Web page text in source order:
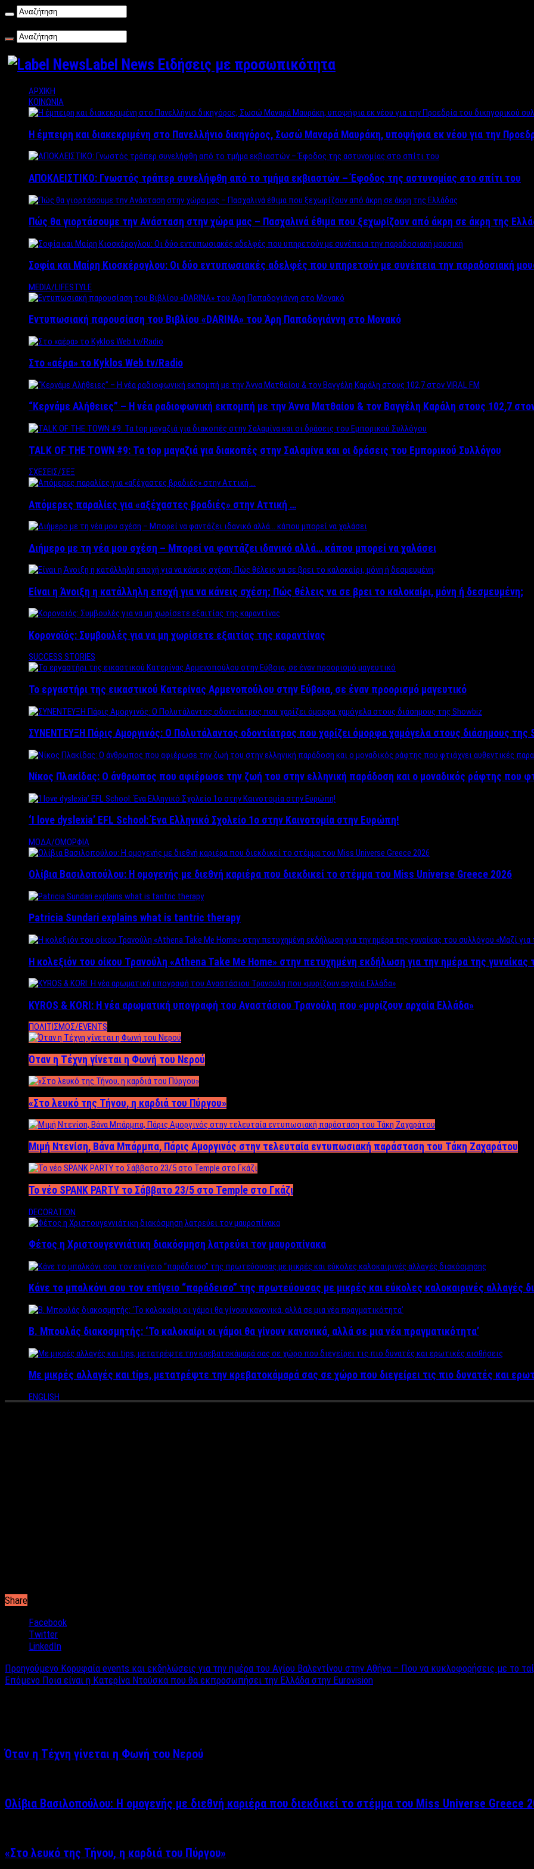
Label News Ειδήσεις με προσωπικότητα
ΑΡΧΙΚΗ
ΚΟΙΝΩΝΙΑ
Η έμπειρη και διακεκριμένη στο Πανελλήνιο δικηγόρος, Σωσώ Μαναρά Μαυράκη, υποψήφια εκ νέου για την
ΑΠΟΚΛΕΙΣΤΙΚΟ: Γνωστός τράπερ συνελήφθη από το τμήμα εκβιαστών – Έφοδος της αστυνομίας στο σπίτι του
Πώς θα γιορτάσουμε την Ανάσταση στην χώρα μας – Πασχαλινά έθιμα που ξεχωρίζουν από άκρη σε άκρη της
Σοφία και Μαίρη Κιοσκέρογλου: Οι δύο εντυπωσιακές αδελφές που υπηρετούν με συνέπεια την παραδοσιακή
MEDIA/LIFESTYLE
Εντυπωσιακή παρουσίαση του Βιβλίου «DARINA» του Άρη Παπαδογιάννη στο Μονακό
Στο «αέρα» το Kyklos Web tv/Radio
“Kερνάμε Αλήθειες” – Η νέα ραδιοφωνική εκπομπή με την Άννα Ματθαίου & τον Βαγγέλη Καράλη στους 102,7
TALK OF THE TOWN #9: Τα top μαγαζιά για διακοπές στην Σαλαμίνα και οι δράσεις του Εμπορικού Συλλόγου
ΣΧΕΣΕΙΣ/ΣΕΞ
Απόμερες παραλίες για «αξέχαστες βραδιές» στην Αττική …
Διήμερο με τη νέα μου σχέση – Μπορεί να φαντάζει ιδανικό αλλά… κάπου μπορεί να χαλάσει
Είναι η Άνοιξη η κατάλληλη εποχή για να κάνεις σχέση; Πώς θέλεις να σε βρει το καλοκαίρι, μόνη ή δεσμευμένη;
Κορονοϊός: Συμβουλές για να μη χωρίσετε εξαιτίας της καραντίνας
SUCCESS STORIES
Το εργαστήρι της εικαστικού Κατερίνας Αρμενοπούλου στην Εύβοια, σε έναν προορισμό μαγευτικό
ΣΥΝΕΝΤΕΥΞΗ Πάρις Αμοργινός: O Πολυτάλαντος οδοντίατρος που χαρίζει όμορφα χαμόγελα στους διάσημους της
Νίκος Πλακίδας: O άνθρωπος που αφιέρωσε την ζωή του στην ελληνική παράδοση και ο μοναδικός ράφτης που
‘Ι love dyslexia’ EFL School: Ένα Ελληνικό Σχολείo 1ο στην Καινοτομία στην Ευρώπη!
ΜΟΔΑ/ΟΜΟΡΦΙΑ
Ολίβια Βασιλοπούλου: Η ομογενής με διεθνή καριέρα που διεκδικεί το στέμμα του Miss Universe Greece 2026
Patricia Sundari explains what is tantric therapy
Η κολεξιόν του οίκου Τρανούλη «Athena Take Me Home» στην πετυχημένη εκδήλωση για την ημέρα της γυναίκας
KYROS & KORI: Η νέα αρωματική υπογραφή του Αναστάσιου Τρανούλη που «μυρίζουν αρχαία Ελλάδα»
ΠΟΛΙΤΙΣΜΟΣ/EVENTS
Όταν η Τέχνη γίνεται η Φωνή του Νερού
«Στο λευκό της Τήνου, η καρδιά του Πύργου»
Μιμή Ντενίση, Βάνα Μπάρμπα, Πάρις Αμοργινός στην τελευταία εντυπωσιακή παράσταση του Τάκη Ζαχαράτου
Το νέο SPANK PARTY το Σάββατο 23/5 στο Temple στο Γκάζι
DECORATION
Φέτος η Χριστουγεννιάτικη διακόσμηση λατρεύει τον μαυροπίνακα
Κάνε το μπαλκόνι σου τον επίγειο “παράδεισο” της πρωτεύουσας με μικρές και εύκολες καλοκαιρινές αλλαγές
Β. Μπουλάς διακοσμητής: ‘Το καλοκαίρι οι γάμοι θα γίνουν κανονικά, αλλά σε μια νέα πραγματικότητα’
Με μικρές αλλαγές και tips, μετατρέψτε την κρεβατοκάμαρά σας σε χώρο που διεγείρει τις πιο δυνατές και
ENGLISH
Share
Facebook
Twitter
LinkedIn
Προηγούμενο Κορυφαία events και εκδηλώσεις για την ημέρα του Αγίου Βαλεντίνου στην Αθήνα – Που να κυκλοφορήσεις με το
Επόμενο Ποια είναι η Κατερίνα Ντούσκα που θα εκπροσωπήσει την Ελλάδα στην Eurovision
Όταν η Τέχνη γίνεται η Φωνή του Νερού
Ολίβια Βασιλοπούλου: Η ομογενής με διεθνή καριέρα που διεκδικεί το στέμμα του Miss Universe Greece
«Στο λευκό της Τήνου, η καρδιά του Πύργου»